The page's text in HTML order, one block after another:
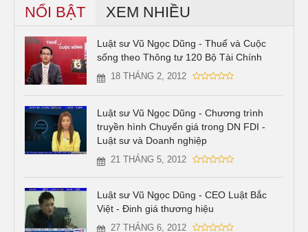
NỔI BẬT XEM NHIỀU
Luật sư Vũ Ngọc Dũng - Thuế và Cuộc
sống theo Thông tư 120 Bộ Tài Chính
18 THÁNG 2, 2012
Luật sư Vũ Ngọc Dũng - Chương trình
truyền hình Chuyển giá trong DN FDI -
Luật sư và Doanh nghiệp
21 THÁNG 5, 2012
Luật sư Vũ Ngọc Dũng - CEO Luật Bắc
Việt - Đinh giá thương hiệu
27 THÁNG 6, 2012